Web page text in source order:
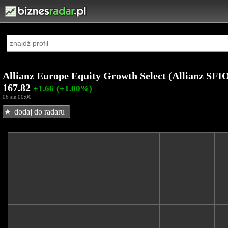
Allianz Europe Equity Growth Select (Allianz
167.82 +1.66 (+1.00%)
06 sie 00:00
dodaj do radaru